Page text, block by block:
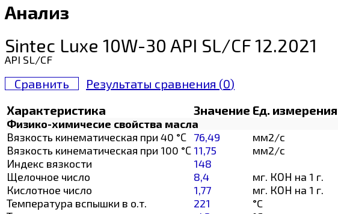
Анализ
Sintec Luxe 10W-30 API SL/CF 12.2021
API SL/CF
Сравнить Результаты сравнения (0)
Характеристика
Значение Ед. измерения
Физико-химичесие свойства масла
Вязкость кинематическая при 40 °С 76,49
мм2/с
Вязкость кинематическая при 100 °С 11,75
мм2/с
Индекс вязкости
148
Щелочное число
8,4
мг. КОН на 1 г.
Кислотное число
1,77
мг. КОН на 1 г.
Температура вспышки в о.т.
221
°C